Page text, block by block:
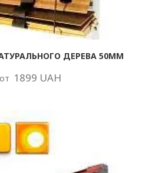
ДЕРЕВА 50ММ
от 1899 UAH